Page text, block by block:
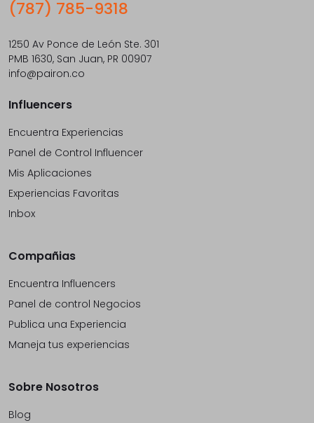
(787) 785-9318
1250 Av Ponce de León Ste. 301
PMB 1630, San Juan, PR 00907
info@pairon.co
Influencers
Encuentra Experiencias
Panel de Control Influencer
Mis Aplicaciones
Experiencias Favoritas
Inbox
Compañias
Encuentra Influencers
Panel de control Negocios
Publica una Experiencia
Maneja tus experiencias
Sobre Nosotros
Blog